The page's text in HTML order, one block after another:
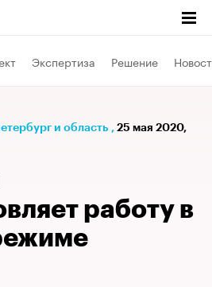
Экспертиза Решение
и область , 25 мая 2020,
работу в